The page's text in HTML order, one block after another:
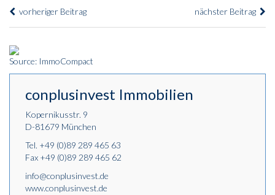
Kontakt
vorheriger Beitrag nächster Beitrag
Source: ImmoCompact
conplusinvest Immobilien
Kopernikusstr. 9
D-81679 München
Tel. +49 (0)89 289 465 63
Fax +49 (0)89 289 465 62
info@conplusinvest.de
www.conplusinvest.de